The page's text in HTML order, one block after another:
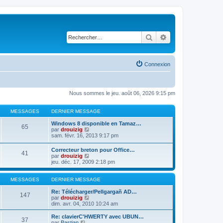
Rechercher
Connexion
Nous sommes le jeu. août 06, 2026 9:15 pm
MESSAGES DERNIER MESSAGE
65
Windows 8 disponible en Tamaz…
par drouizig
o
u
l
t
e
r
l
d
e
r
n
i
sam. févr. 16, 2013 9:17 pm
41
Correcteur breton pour Office…
par drouizig
o
n
s
u
l
t
r
l
e
jeu. déc. 17, 2009 2:18 pm
MESSAGES DERNIER MESSAGE
147
Re: Télécharger/Pellgargañ AD…
par drouizig
o
n
s
dim. avr. 04, 2010 10:24 am
37
Re: clavierC'HWERTY avec UBUN…